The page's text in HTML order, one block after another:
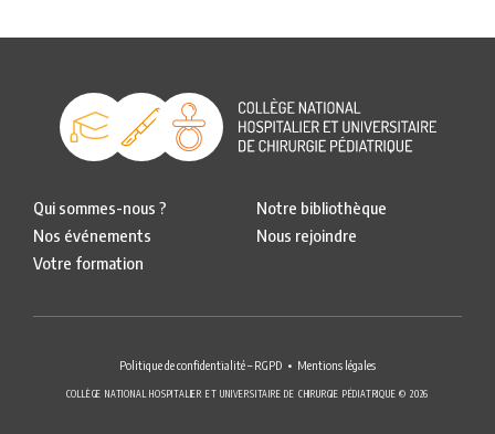
Qui sommes-nous ?
Nos événements
Votre formation
Notre bibliothèque
Nous rejoindre
Politique de confidentialité – RGPD Mentions légales
COLLÈGE NATIONAL HOSPITALIER ET UNIVERSITAIRE DE CHIRURGIE PÉDIATRIQUE © 2026